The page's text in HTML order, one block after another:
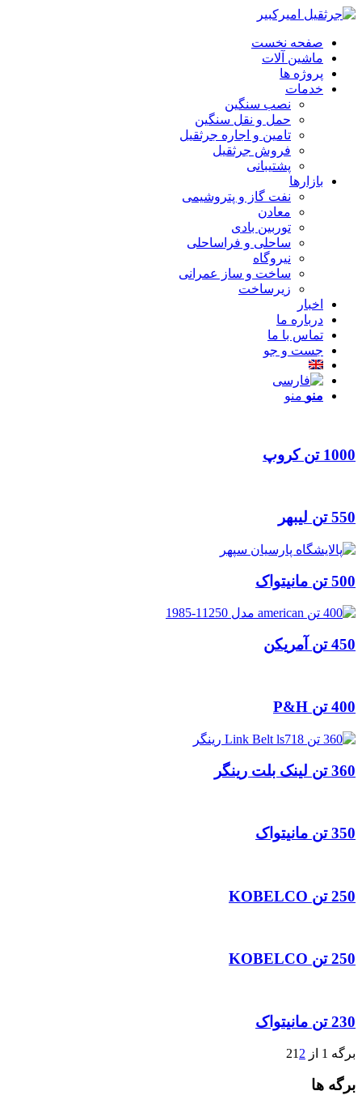
صفحه نخست
ماشین آلات
پروژه ها
خدمات
نصب سنگین
حمل و نقل سنگین
تامین و اجاره جرثقیل
فروش جرثقیل
پشتیبانی
بازارها
نفت گاز و پتروشیمی
معادن
توربین بادی
ساحلی و فراساحلی
نیروگاه
ساخت و ساز عمرانی
زیرساخت
اخبار
درباره ما
تماس با ما
جست و جو
منو منو
1000 تن کروپ
550 تن لیبهر
500 تن مانیتواک
450 تن آمریکن
400 تن P&H
360 تن لینک بلت رینگر
350 تن مانیتواک
250 تن KOBELCO
250 تن KOBELCO
230 تن مانیتواک
برگه 1 از 2 1 2
برگه ها